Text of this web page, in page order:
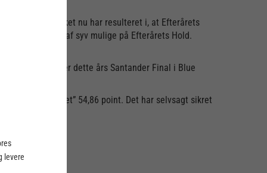
til statistik, hvilket nu har resulteret i, at Efterårets
alt tre spillere af syv mulige på Efterårets Hold.
Hold under dette års Santander Final i Blue
Esbjerg ”scoret” 54,86 point. Det har selvsagt sikret
levere